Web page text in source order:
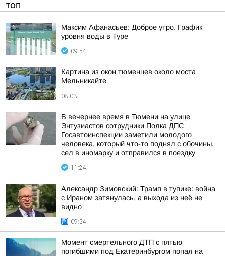
ТОП
Максим Афанасьев: Доброе утро. График
уровня воды в Туре
09:54
Картина из окон тюменцев около моста
Мельникайте
08:03
В вечернее время в Тюмени на улице
Энтузиастов сотрудники Полка ДПС
Госавтоинспекции заметили молодого
человека, который что-то поднял с обочины,
сел в иномарку и отправился в поездку
11:24
Александр Зимовский: Трамп в тупике: война
с Ираном затянулась, а выхода из неё не
видно
09:54
Момент смертельного ДТП с пятью
погибшими под Екатеринбургом попал на